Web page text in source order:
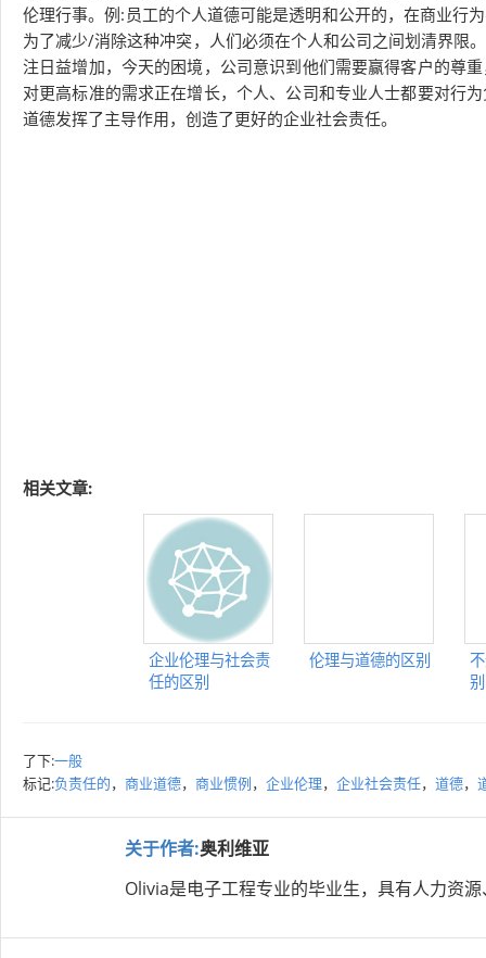
伦理行事。例:员工的个人道德可能是透明和公开的，在商业行
为了减少/消除这种冲突，人们必须在个人和公司之间划清界限
注日益增加，今天的困境，公司意识到他们需要赢得客户的尊
对更高标准的需求正在增长，个人、公司和专业人士都要对行
道德发挥了主导作用，创造了更好的企业社会责任。
相关文章:
企业伦理与社会责
任的区别
伦理与道德的区别
别
了下:一般
标记:负责任的， 商业道德， 商业惯例， 企业伦理， 企业社会责任， 道德，
关于作者:奥利维亚
Olivia是电子工程专业的毕业生，具有人力资